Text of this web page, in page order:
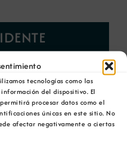
tecnologías como las
del dispositivo. El
procesar datos como el
únicas en este sitio. No
afectar negativamente a ciertas